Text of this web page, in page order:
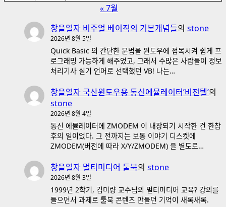
« 7월
창을열자 비주얼 베이직의 기본개념들의 stone
2026년 8월 5일
Quick Basic 의 간단한 문법을 윈도우에 접목시켜 쉽게 프
로그래밍 가능하게 해주었고, 그래서 수많은 사람들이 정보
처리기사 실기 언어로 선택했던 VB! 나는…
창을열자 국산윈도우용 통신에뮬레이터’비전텔’의
stone
2026년 8월 4일
통신 에뮬레이터에 ZMODEM 이 내장되기 시작한 건 한참
후의 일이었다. 그 전까지는 보통 이야기 디스켓에
ZMODEM(버전에 따라 X/Y/ZMODEM) 을 별도로…
창을열자 멀티미디어 툴북의 stone
2026년 8월 3일
1999년 2학기, 김미량 교수님의 멀티미디어 교육? 강의를
들으면서 과제로 툴북 콘텐츠 만들던 기억이 새록새록.